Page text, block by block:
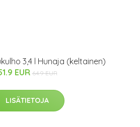
3,4 l Hunaja (keltainen)
EUR 64.9 EUR
LISÄTIETOJA